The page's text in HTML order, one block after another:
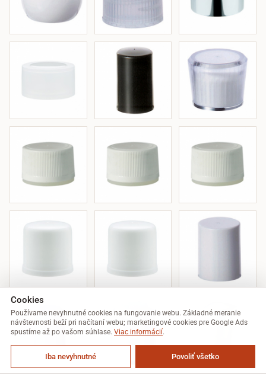
Cookies
Používame nevyhnutné cookies na fungovanie webu. Základné meranie
návštevnosti beží pri načítaní webu; marketingové cookies pre Google Ads
spustíme až po vašom súhlase. Viac informácií.
Iba nevyhnutné Povoliť všetko